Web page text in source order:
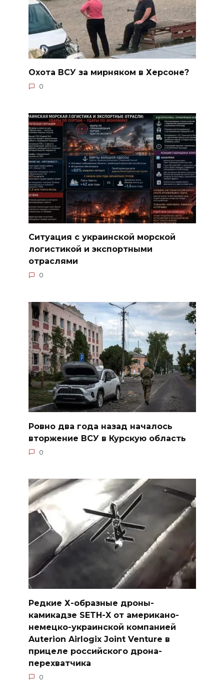
Охота ВСУ за мирняком в Херсоне?
0
Ситуация с украинской морской
логистикой и экспортными
отраслями
0
Ровно два года назад началось
вторжение ВСУ в Курскую область
0
Редкие Х-образные дроны-
камикадзе SETH-X от американо-
немецко-украинской компанией
Auterion Airlogix Joint Venture в
прицеле российского дрона-
перехватчика
0